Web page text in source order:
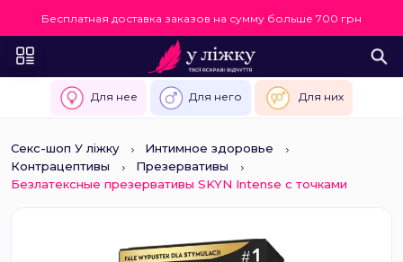
Бесплатная доставка заказов на сумму больше 700 грн
Для нее Для него Для них
Секс-шоп У ліжку
Интимное здоровье
Контрацептивы
Презервативы
Безлатексные презервативы SKYN Intense с точками